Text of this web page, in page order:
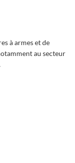
à armes et de
au secteur